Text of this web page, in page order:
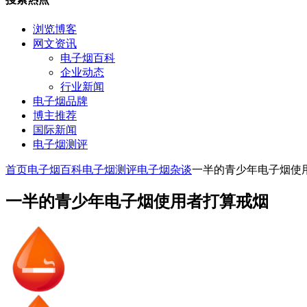
浏览博客
网文资讯
电子烟百科
企业动态
行业新闻
电子烟品牌
博主推荐
国际新闻
电子烟测评
首页电子烟百科电子烟测评电子烟杂谈一半的青少年电子烟使
一半的青少年电子烟使用者打算戒烟